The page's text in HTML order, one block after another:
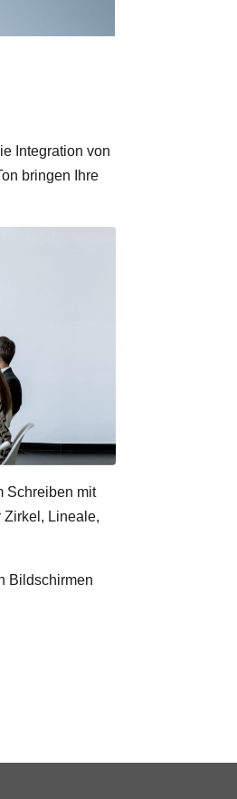
Integration von
bringen Ihre
Schreiben mit
Zirkel, Lineale,
Bildschirmen